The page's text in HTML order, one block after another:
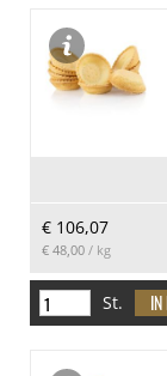
€ 106,07
€ 48,00 / kg
St.